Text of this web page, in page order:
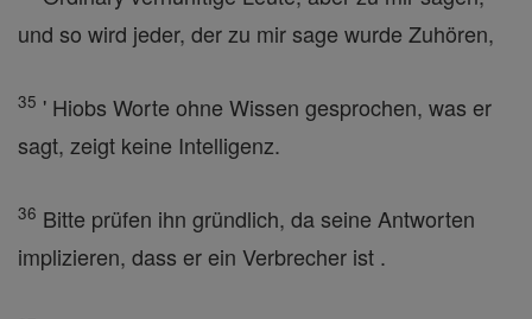
und so wird jeder, der zu mir sage wurde Zuhören,
35 ' Hiobs Worte ohne Wissen gesprochen, was er
sagt, zeigt keine Intelligenz.
36 Bitte prüfen ihn gründlich, da seine Antworten
implizieren, dass er ein Verbrecher ist .